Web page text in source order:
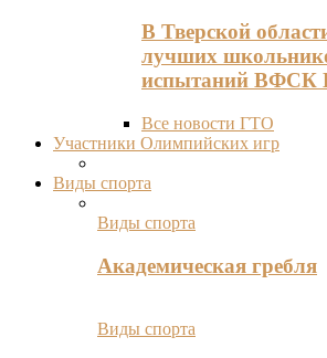
В Тверской
лучших
испытаний ВФСК
Все новости ГТО
Участники Олимпийских игр
Виды спорта
Виды спорта
Академическая гребля
Виды спорта